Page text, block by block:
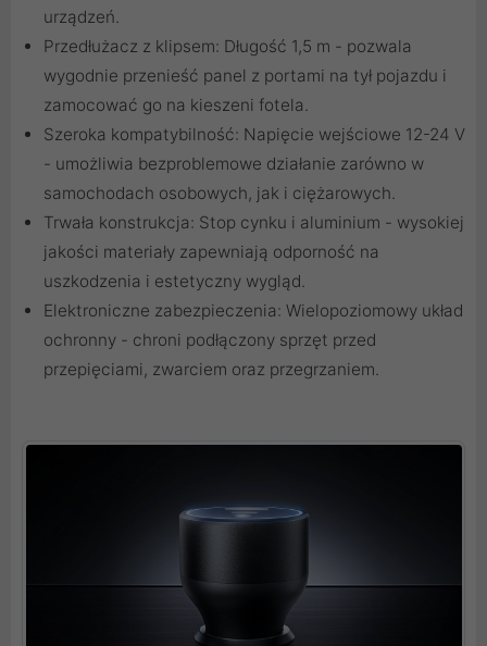
urządzeń.
Przedłużacz z klipsem: Długość 1,5 m - pozwala
wygodnie przenieść panel z portami na tył pojazdu i
zamocować go na kieszeni fotela.
Szeroka kompatybilność: Napięcie wejściowe 12-24 V
- umożliwia bezproblemowe działanie zarówno w
samochodach osobowych, jak i ciężarowych.
Trwała konstrukcja: Stop cynku i aluminium - wysokiej
jakości materiały zapewniają odporność na
uszkodzenia i estetyczny wygląd.
Elektroniczne zabezpieczenia: Wielopoziomowy układ
ochronny - chroni podłączony sprzęt przed
przepięciami, zwarciem oraz przegrzaniem.